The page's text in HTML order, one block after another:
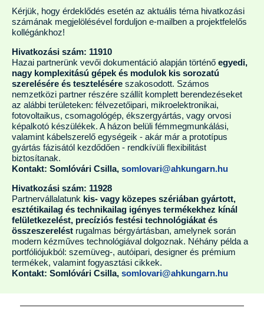
Kérjük, hogy érdeklődés esetén az aktuális téma hivatkozási
számának megjelölésével forduljon e-mailben a projektfelelős
kollégánkhoz!
Hivatkozási szám: 11910
Hazai partnerünk vevői dokumentáció alapján történő egyedi,
nagy komplexitású gépek és modulok kis sorozatú
szerelésére és tesztelésére szakosodott. Számos
nemzetközi partner részére szállít komplett berendezéseket
az alábbi területeken: félvezetőipari, mikroelektronikai,
fotovoltaikus, csomagológép, ékszergyártás, vagy orvosi
képalkotó készülékek. A házon belüli fémmegmunkálási,
valamint kábelszerelő egységeik - akár már a prototípus
gyártás fázisától kezdődően - rendkívüli flexibilitást
biztosítanak.
Kontakt: Somlóvári Csilla, somlovari@ahkungarn.hu
Hivatkozási szám: 11928
Partnervállalatunk kis- vagy közepes szériában gyártott,
esztétikailag és technikailag igényes termékekhez kínál
felületkezelést, precíziós festési technológiákat és
összeszerelést rugalmas bérgyártásban, amelynek során
modern kézműves technológiával dolgoznak. Néhány példa a
portfóliójukból: szemüveg-, autóipari, designer és prémium
termékek, valamint fogyasztási cikkek.
Kontakt: Somlóvári Csilla, somlovari@ahkungarn.hu